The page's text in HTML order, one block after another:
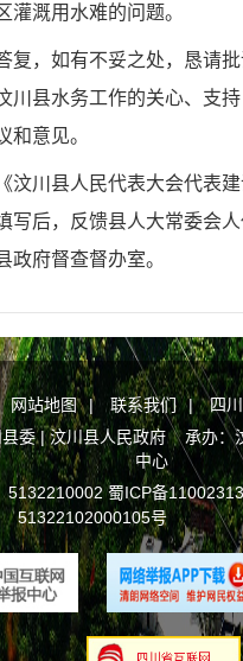
灌溉用水难的问题。
复，如有不妥之处，恳请
川县水务工作的关心、支
和意见。
汶川县人民代表大会代表
写后，反馈县人大常委会人
政府督查督办室。
网站地图 | 联系我们 |
四
县委 | 汶川县人民政府 承办：
中心
5132210002蜀ICP备
51322102000105号